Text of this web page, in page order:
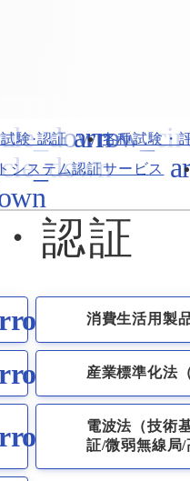
験·認証
各種試験・
システム認証サービス
認証
消費生活用製
産業標準化法
電波法（技術
証/微弱無線局/